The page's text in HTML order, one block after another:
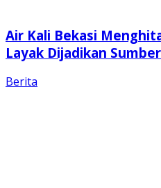
Air Kali Bekasi
Layak Dijadikan
Berita